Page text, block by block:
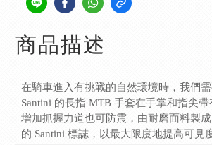
商品描述
在騎車進入有挑戰的自然環境時，我們需
Santini 的長指 MTB 手套在手掌和指尖帶
增加抓握力道也可防震，由耐磨面料製
的 Santini 標誌，以最大限度地提高可見